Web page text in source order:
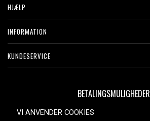
HJÆLP
INFORMATION
KUNDESERVICE
BETALINGSMULIGHEDER
VI ANVENDER COOKIES